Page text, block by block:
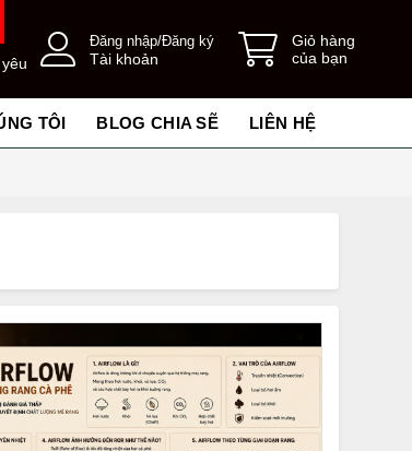
Đăng nhập/Đăng ký
Tài khoản
Giỏ hàng
của bạn
TÔI BLOG CHIA SẼ LIÊN HỆ